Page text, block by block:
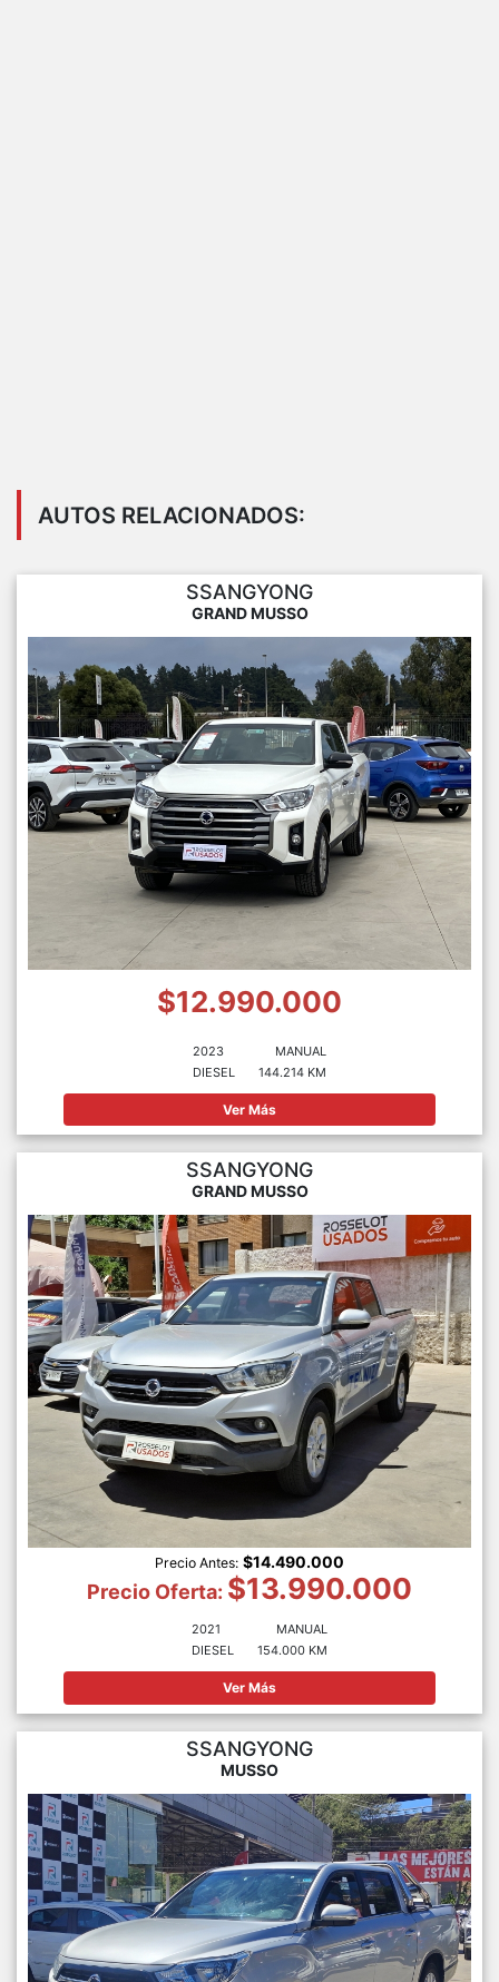
AUTOS RELACIONADOS:
SSANGYONG
GRAND MUSSO
$12.990.000
2023
DIESEL
MANUAL
144.214 KM
Ver Más
SSANGYONG
GRAND MUSSO
Precio Antes: $14.490.000
Precio Oferta: $13.990.000
2021
DIESEL
MANUAL
154.000 KM
Ver Más
SSANGYONG
MUSSO